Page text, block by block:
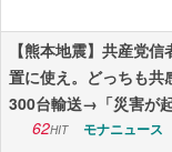
【熊本地震】共産党
置に使え。どっちも
300台輸送→「災害が
62HIT モナニュース